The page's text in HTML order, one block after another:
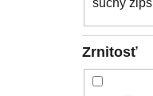
Zrnitosť